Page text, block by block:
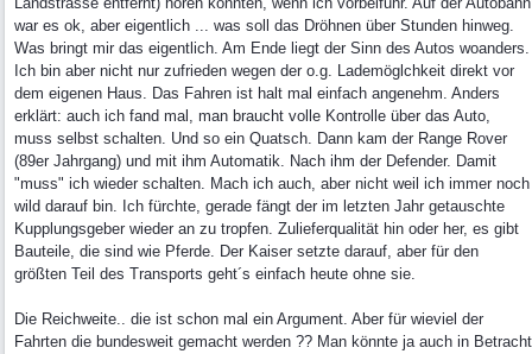
war es ok, aber eigentlich ... was soll das Dröhnen über Stunden hinweg.
Was bringt mir das eigentlich. Am Ende liegt der Sinn des Autos woanders.
Ich bin aber nicht nur zufrieden wegen der o.g. Lademöglchkeit direkt vor
dem eigenen Haus. Das Fahren ist halt mal einfach angenehm. Anders
erklärt: auch ich fand mal, man braucht volle Kontrolle über das Auto,
muss selbst schalten. Und so ein Quatsch. Dann kam der Range Rover
(89er Jahrgang) und mit ihm Automatik. Nach ihm der Defender. Damit
"muss" ich wieder schalten. Mach ich auch, aber nicht weil ich immer noch
wild darauf bin. Ich fürchte, gerade fängt der im letzten Jahr getauschte
Kupplungsgeber wieder an zu tropfen. Zulieferqualität hin oder her, es gibt
Bauteile, die sind wie Pferde. Der Kaiser setzte darauf, aber für den
größten Teil des Transports geht´s einfach heute ohne sie.
Die Reichweite.. die ist schon mal ein Argument. Aber für wieviel der
Fahrten die bundesweit gemacht werden ?? Man könnte ja auch in Betracht